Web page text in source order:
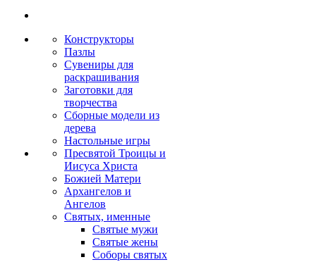
Конструкторы
Пазлы
Сувениры для
раскрашивания
Заготовки для
творчества
Сборные модели из
дерева
Настольные игры
Пресвятой Троицы и
Иисуса Христа
Божией Матери
Архангелов и
Ангелов
Святых, именные
Святые мужи
Святые жены
Соборы святых